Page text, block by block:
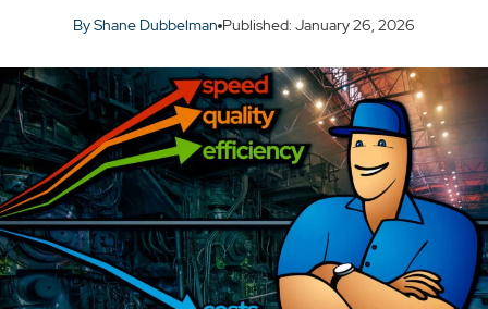
By Shane Dubbelman Published: January 26, 2026